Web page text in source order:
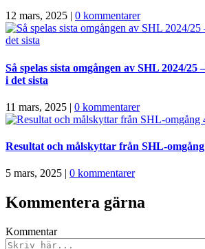
12 mars, 2025 | 0 kommentarer
Så spelas sista omgången av SHL 2024/
i det sista
11 mars, 2025 | 0 kommentarer
Resultat och målskyttar från SHL-
5 mars, 2025 | 0 kommentarer
Kommentera gärna
Kommentar